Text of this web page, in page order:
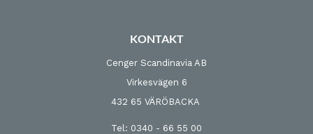
KONTAKT
Cenger Scandinavia AB
Virkesvägen 6
432 65 VÄRÖBACKA
Tel: 0340 - 66 55 00